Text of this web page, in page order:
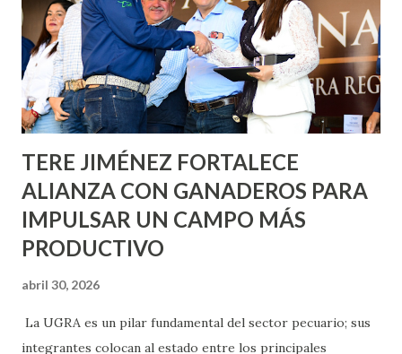
lo que se aplicará pintura en 66 casas. Posteriormente se
llevará este programa a Villas de Nuestra Señora de la
Asunción, Avenida Alameda y Decreto 27 de Septiembre, en
los edificios FOVISSSTE Ojo de Agua, en la comunidad
Norias de Paso Hondo y en los edificios de...
TERE JIMÉNEZ FORTALECE
ALIANZA CON GANADEROS PARA
IMPULSAR UN CAMPO MÁS
PRODUCTIVO
abril 30, 2026
La UGRA es un pilar fundamental del sector pecuario; sus
integrantes colocan al estado entre los principales